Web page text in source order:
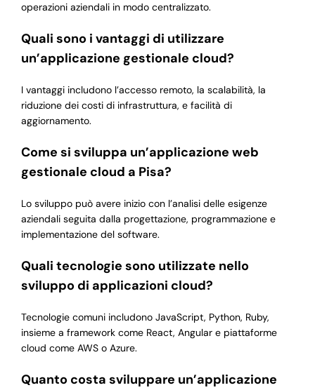
operazioni aziendali in modo centralizzato.
Quali sono i vantaggi di utilizzare
un’applicazione gestionale cloud?
I vantaggi includono l’accesso remoto, la scalabilità, la
riduzione dei costi di infrastruttura, e facilità di
aggiornamento.
Come si sviluppa un’applicazione web
gestionale cloud a Pisa?
Lo sviluppo può avere inizio con l’analisi delle esigenze
aziendali seguita dalla progettazione, programmazione e
implementazione del software.
Quali tecnologie sono utilizzate nello
sviluppo di applicazioni cloud?
Tecnologie comuni includono JavaScript, Python, Ruby,
insieme a framework come React, Angular e piattaforme
cloud come AWS o Azure.
Quanto costa sviluppare un’applicazione